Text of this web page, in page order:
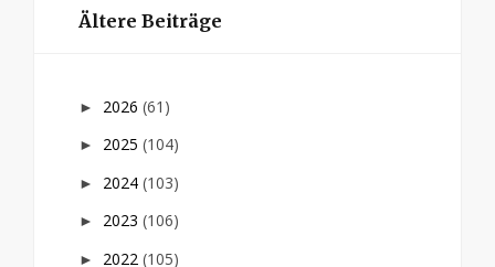
Ältere Beiträge
► 2026 (61)
► 2025 (104)
► 2024 (103)
► 2023 (106)
► 2022 (105)